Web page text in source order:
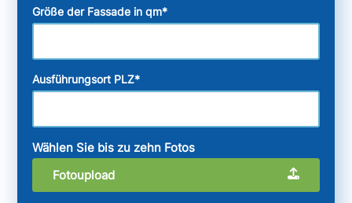
Größe der Fassade in qm*
Ausführungsort PLZ*
Wählen Sie bis zu zehn Fotos
Fotoupload